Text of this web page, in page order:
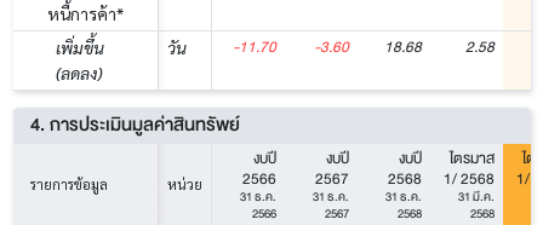
หนี้การค้า*
เพิ่มขึ้น
(ลดลง)
วัน -11.70 -3.60 18.68 2.58
4. การประเมินมูลค่าสินทรัพย์
รายการข้อมูล หน่วย
งบปี
2566
31 ธ.ค.
2566
งบปี
2567
31 ธ.ค.
2567
งบปี
2568
31 ธ.ค.
2568
ไตรมาส
1/ 2568
31 มี.ค.
2568
ไต
1/